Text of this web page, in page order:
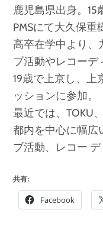
鹿児島県出身。15
PMSにて大久保重
高卒在学中より、
ブ活動やレコーデ
19歳で上京し、上
ッションに参加。
最近では、TOKU
都内を中心に幅広
ブ活動、レコー
共有:
Facebook